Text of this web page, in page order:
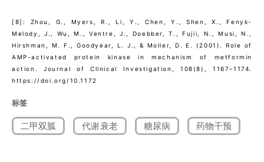
[8]: Zhou, G., Myers, R., Li, Y., Chen, Y., Shen, X., Fenyk-
Melody, J., Wu, M., Ventre, J., Doebber, T., Fujii, N., Musi, N.,
Hirshman, M. F., Goodyear, L. J., & Moller, D. E. (2001). Role of
AMP-activated protein kinase in mechanism of metformin
action. Journal of Clinical Investigation, 108(8), 1167–1174.
https://doi.org/10.1172
标签
二甲双胍 代谢衰老 糖尿病 药物干预